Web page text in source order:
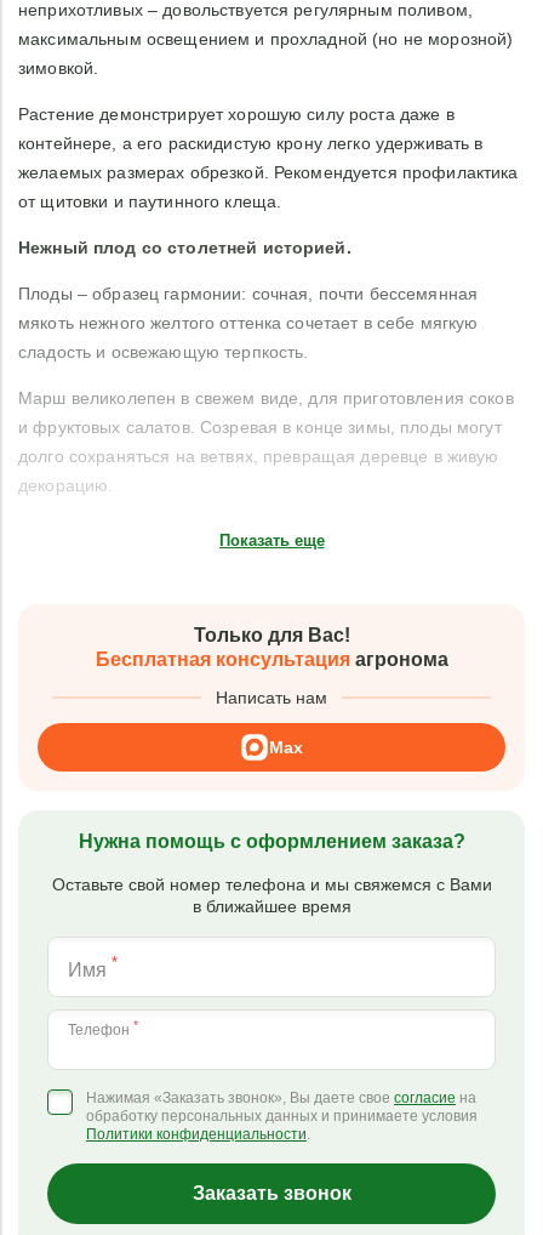
неприхотливых – довольствуется регулярным поливом,
максимальным освещением и прохладной (но не морозной)
зимовкой.
Растение демонстрирует хорошую силу роста даже в
контейнере, а его раскидистую крону легко удерживать в
желаемых размерах обрезкой. Рекомендуется профилактика
от щитовки и паутинного клеща.
Нежный плод со столетней историей.
Плоды – образец гармонии: сочная, почти бессемянная
мякоть нежного желтого оттенка сочетает в себе мягкую
сладость и освежающую терпкость.
Марш великолепен в свежем виде, для приготовления соков
и фруктовых салатов. Созревая в конце зимы, плоды могут
долго сохраняться на ветвях, превращая деревце в живую
декорацию.
Показать еще
Только для Вас!
Бесплатная консультацияагронома
Написать нам
Max
Нужна помощь с оформлением заказа?
Оставьте свой номер телефона и мы свяжемся с Вами
в ближайшее время
Имя *
Телефон *
Нажимая «Заказать звонок», Вы даете свое согласие на
обработку персональных данных и принимаете условия
Политики конфиденциальности.
Заказать звонок